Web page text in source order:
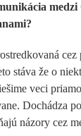
medzi
stáva že o
veci
Dochádza
názory cez